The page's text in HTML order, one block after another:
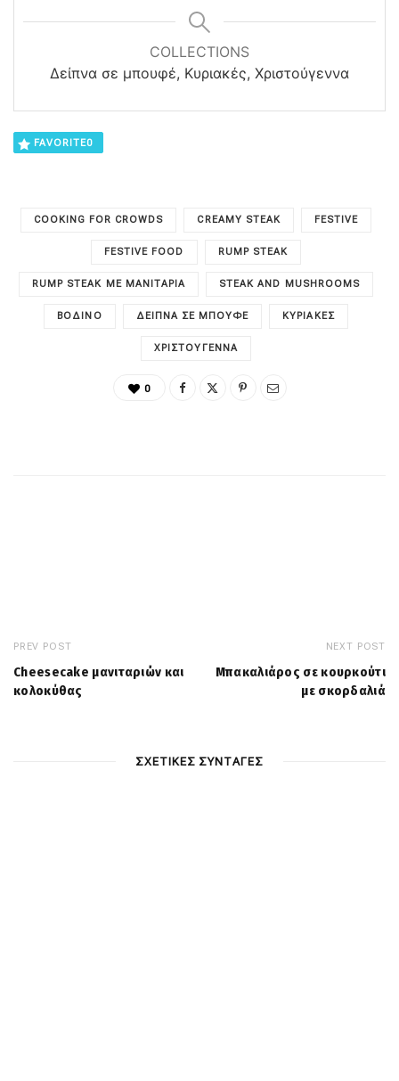
COLLECTIONS
Δείπνα σε μπουφέ, Κυριακές, Χριστούγεννα
FAVORITE0
COOKING FOR CROWDS CREAMY STEAK FESTIVE
FESTIVE FOOD RUMP STEAK
RUMP STEAK ΜΕ ΜΑΝΙΤΆΡΙΑ STEAK AND MUSHROOMS
ΒΟΔΙΝΌ ΔΕΊΠΝΑ ΣΕ ΜΠΟΥΦΈ ΚΥΡΙΑΚΈΣ
ΧΡΙΣΤΟΎΓΕΝΝΑ
0
PREV POST
Cheesecake μανιταριών και
κολοκύθας
NEXT POST
Μπακαλιάρος σε κουρκούτι
με σκορδαλιά
ΣΧΕΤΙΚΕΣ ΣΥΝΤΑΓΕΣ